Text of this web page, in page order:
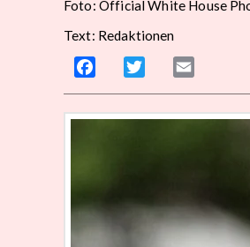
Foto: Official White House
Text: Redaktionen
Facebook Twitter